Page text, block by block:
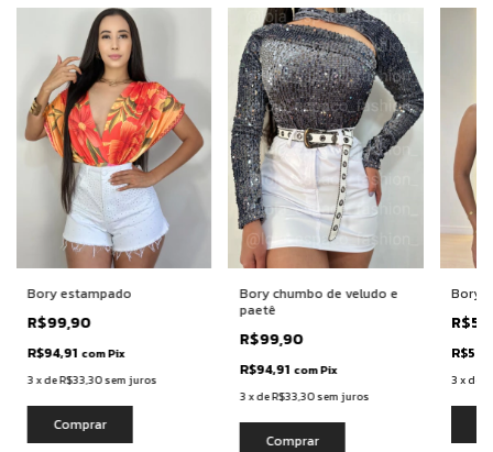
Bory estampado
R$99,90
R$94,91 comPix
3xdeR$33,30sem juros
Comprar
Bory chumbo de veludo e
paetê
R$99,90
R$94,91 comPix
3xdeR$33,30sem juros
Comprar
Bory
3 xde